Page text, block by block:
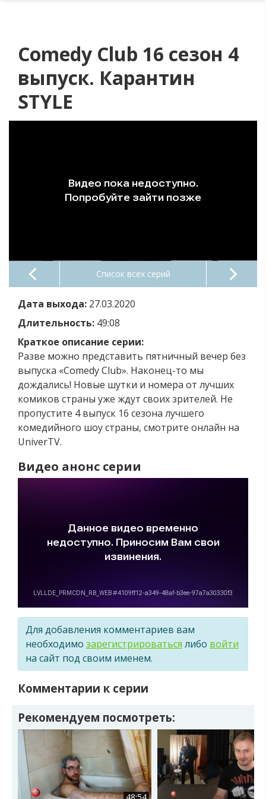
Comedy Club 16 сезон 4
выпуск. Карантин
STYLE
Список всех серий
Дата выхода: 27.03.2020
Длительность: 49:08
Краткое описание серии:
Разве можно представить пятничный вечер без
выпуска «Comedy Club». Наконец-то мы
дождались! Новые шутки и номера от лучших
комиков страны уже ждут своих зрителей. Не
пропустите 4 выпуск 16 сезона лучшего
комедийного шоу страны, смотрите онлайн на
UniverTV.
Видео анонс серии
Для добавления комментариев вам
необходимо зарегистрироваться либо войти
на сайт под своим именем.
Комментарии к серии
Рекомендуем посмотреть: